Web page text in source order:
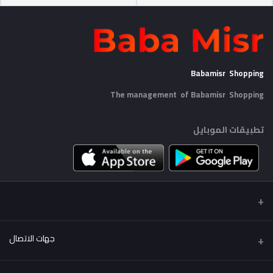
Babamisr Shopping
The management of Babamisr Shopping
تطبيقات الموبايل
جهات الاتصال